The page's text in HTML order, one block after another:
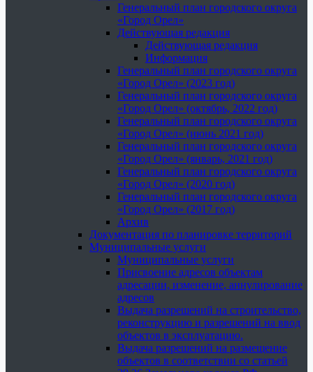
Генеральный план городского округа
«Город Орел»
Действующая редакция
Действующая редакция
Информация
Генеральный план городского округа
«Город Орел» (2023 год)
Генеральный план городского округа
«Город Орел» (октябрь, 2022 год)
Генеральный план городского округа
«Город Орел» (июнь 2021 год)
Генеральный план городского округа
«Город Орел» (январь, 2021 год)
Генеральный план городского округа
«Город Орел» (2020 год)
Генеральный план городского округа
«Город Орел» (2017 год)
Архив
Документация по планировке территорий
Муниципальные услуги
Муниципальные услуги
Присвоение адресов объектам
адресации, изменение, аннулирование
адресов
Выдача разрешений на строительство,
реконструкцию и разрешений на ввод
объектов в эксплуатацию.
Выдача разрешений на размещение
объектов в соответствии со статьей